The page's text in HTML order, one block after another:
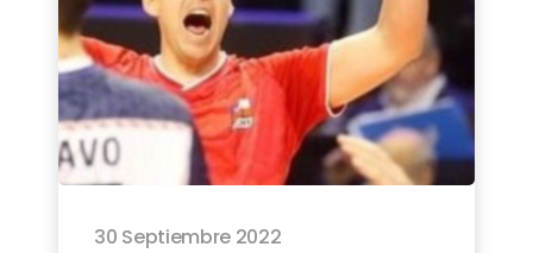
30 Septiembre 2022